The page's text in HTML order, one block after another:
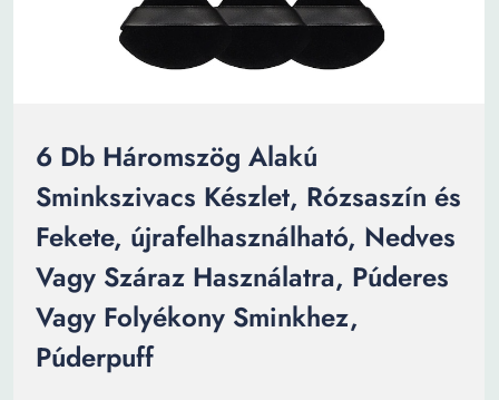
6 Db Háromszög Alakú
Sminkszivacs Készlet, Rózsaszín és
Fekete, újrafelhasználható, Nedves
Vagy Száraz Használatra, Púderes
Vagy Folyékony Sminkhez,
Púderpuff